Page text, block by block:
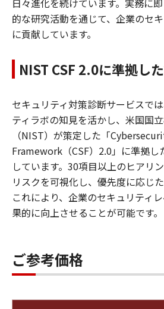
的な研究活動を通じて、企業のセ
に貢献しています。
NIST CSF 2.0に準拠し
セキュリティ対策診断サービスで
ティラボの知見を活かし、米国国
（NIST）が策定した「
Framework（CSF）2.0」に準拠し
しています。30項目以上のヒアリ
リスクを可視化し、優先度に応じ
これにより、企業のセキュリティ
果的に向上させることが可能です。
ご参考価格